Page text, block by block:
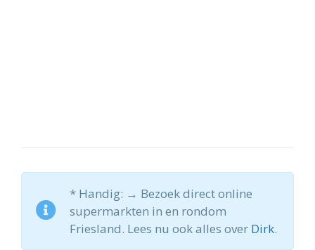
* Handig: → Bezoek direct online
supermarkten in en rondom
Friesland. Lees nu ook alles over Dirk.